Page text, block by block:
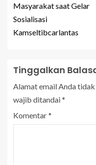
Masyarakat saat Gelar
Sosialisasi
Kamseltibcarlantas
Tinggalkan
Alamat email Anda
wajib ditandai*
Komentar*